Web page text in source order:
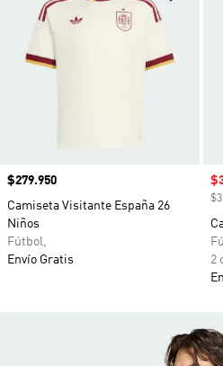
Precio
$279.950
Camiseta Visitante España 26
Niños
Fútbol,
Envío Gratis
2